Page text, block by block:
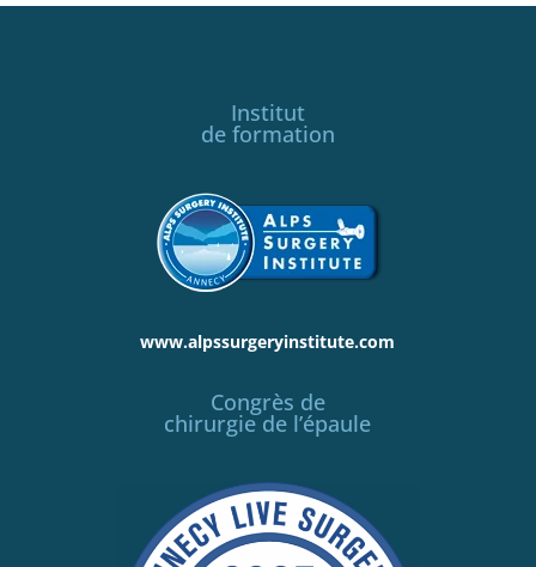
Institut
de formation
www.alpssurgeryinstitute.com
Congrès de
chirurgie de l’épaule